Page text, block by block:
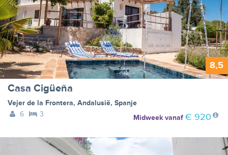
8,5
Casa Cigüeña
Vejer de la Frontera, Andalusië, Spanje
6
3 Midweekvanaf € 920